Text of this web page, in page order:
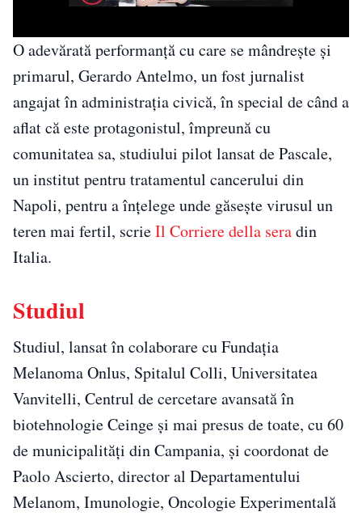
O adevărată performanță cu care se mândrește și
primarul, Gerardo Antelmo, un fost jurnalist
angajat în administrația civică, în special de când a
aflat că este protagonistul, împreună cu
comunitatea sa, studiului pilot lansat de Pascale,
un institut pentru tratamentul cancerului din
Napoli, pentru a înțelege unde găsește virusul un
teren mai fertil, scrieIl Corriere della seradin
Italia.
Studiul
Studiul, lansat în colaborare cu Fundația
Melanoma Onlus, Spitalul Colli, Universitatea
Vanvitelli, Centrul de cercetare avansată în
biotehnologie Ceinge și mai presus de toate, cu 60
de municipalități din Campania, și coordonat de
Paolo Ascierto, director al Departamentului
Melanom, Imunologie, Oncologie Experimentală